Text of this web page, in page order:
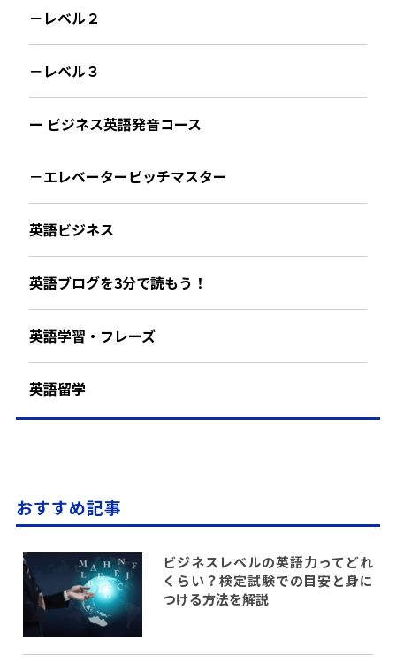
－レベル２
－レベル３
ー ビジネス英語発音コース
－エレベーターピッチマスター
英語ビジネス
英語ブログを3分で読もう！
英語学習・フレーズ
英語留学
おすすめ記事
ビジネスレベルの英語力ってどれ
くらい？検定試験での目安と身に
つける方法を解説